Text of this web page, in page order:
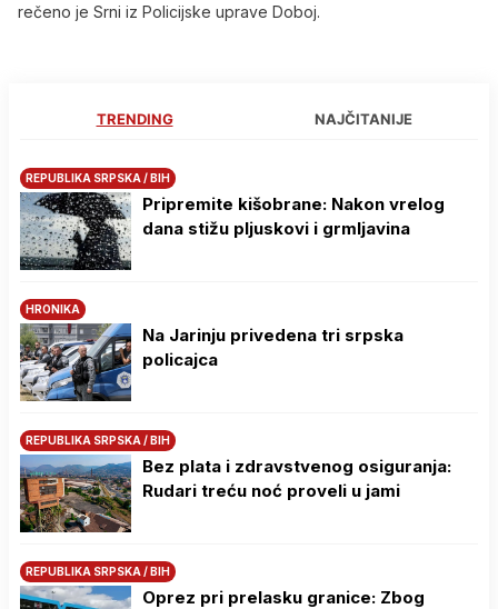
rečeno je Srni iz Policijske uprave Doboj.
TRENDING NAJČITANIJE
REPUBLIKA SRPSKA / BIH
Pripremite kišobrane: Nakon vrelog
dana stižu pljuskovi i grmljavina
HRONIKA
Na Јarinju privedena tri srpska
policajca
REPUBLIKA SRPSKA / BIH
Bez plata i zdravstvenog osiguranja:
Rudari treću noć proveli u jami
REPUBLIKA SRPSKA / BIH
Oprez pri prelasku granice: Zbog